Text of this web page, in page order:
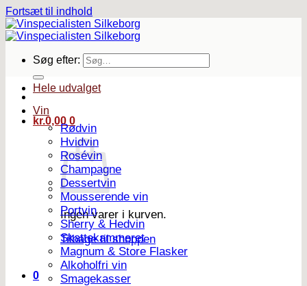
Fortsæt til indhold
Søg efter:
kr.0,00 0
Ingen varer i kurven.
Tilbage til shoppen
0
Hele udvalget
Vin
Rødvin
Hvidvin
Rosévin
Champagne
Dessertvin
Mousserende vin
Portvin
Sherry & Hedvin
Skattekammeret
Magnum & Store Flasker
Alkoholfri vin
Smagekasser